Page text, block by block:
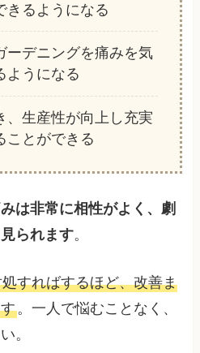
きるようになる
ーデニングを痛みを気
ようになる
、生産性が向上し充実
ことができる
は非常に相性がよく、劇
られます。
すればするほど、改善ま
。一人で悩むことなく、
。